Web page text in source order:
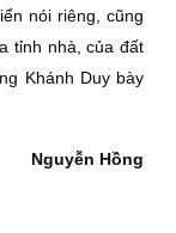
nói riêng, cũng
tỉnh nhà, của đất
Khánh Duy bày
Nguyễn Hồng